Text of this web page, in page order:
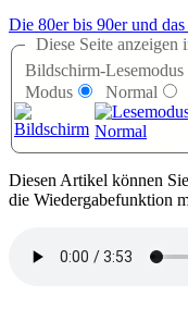
Die 80er bis 90er und
Diese Seite
Bildschirm-
Modus
Lesemodus
Normal
Diesen Artikel können
die Wiedergabefunktion